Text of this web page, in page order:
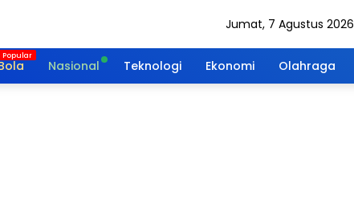
Jumat, 7 Agustus 2026
Nasional Teknologi Ekonomi Olahraga